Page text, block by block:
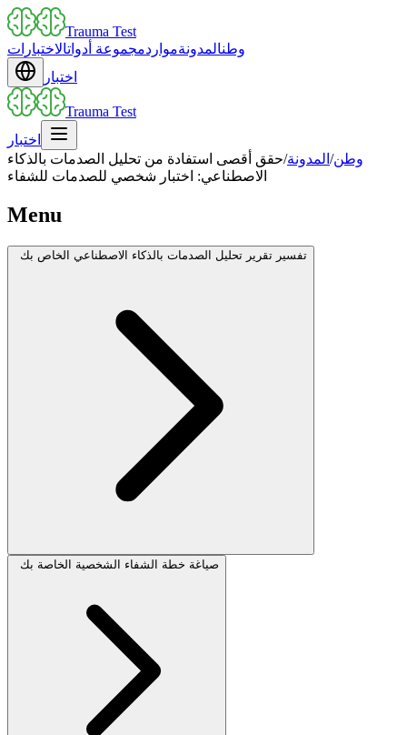
Trauma Test
وطنالمدونةمواردمجموعة أدواتالاختبارات
اختبار
Trauma Test
اختبار
وطن/ المدونة/حقق أقصى استفادة من تحليل الصدمات بالذكاء
الاصطناعي: اختبار شخصي للصدمات للشفاء
Menu
تفسير تقرير تحليل الصدمات بالذكاء الاصطناعي الخاص بك
صياغة خطة الشفاء الشخصية الخاصة بك